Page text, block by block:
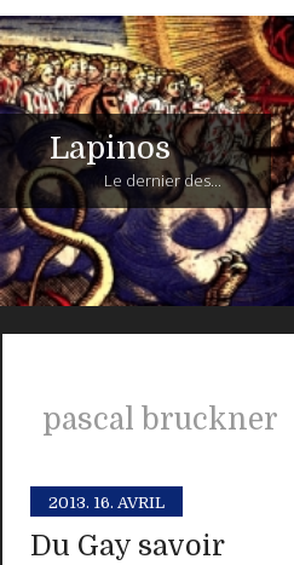
Lapinos
Le dernier des...
pascal bruckner
2013. 16. AVRIL
Du Gay savoir